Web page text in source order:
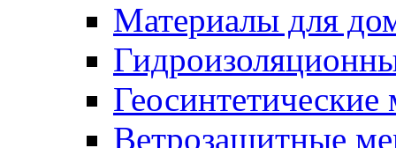
Материалы для
Геосинтетические
Ветрозащитные